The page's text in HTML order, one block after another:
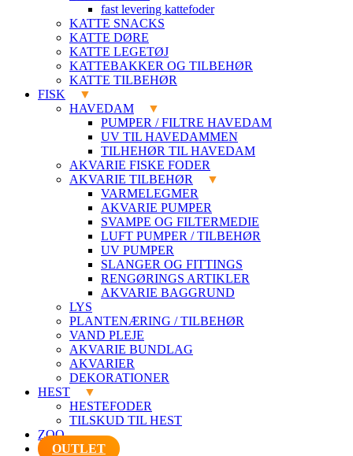
fast levering kattefoder
KATTE SNACKS
KATTE DØRE
KATTE LEGETØJ
KATTEBAKKER OG TILBEHØR
KATTE TILBEHØR
FISK
HAVEDAM
PUMPER / FILTRE HAVEDAM
UV TIL HAVEDAMMEN
TILHEHØR TIL HAVEDAM
AKVARIE FISKE FODER
AKVARIE TILBEHØR
VARMELEGMER
AKVARIE PUMPER
SVAMPE OG FILTERMEDIE
LUFT PUMPER / TILBEHØR
UV PUMPER
SLANGER OG FITTINGS
RENGØRINGS ARTIKLER
AKVARIE BAGGRUND
LYS
PLANTENÆRING / TILBEHØR
VAND PLEJE
AKVARIE BUNDLAG
AKVARIER
DEKORATIONER
HEST
HESTEFODER
TILSKUD TIL HEST
ZOO
OUTLET